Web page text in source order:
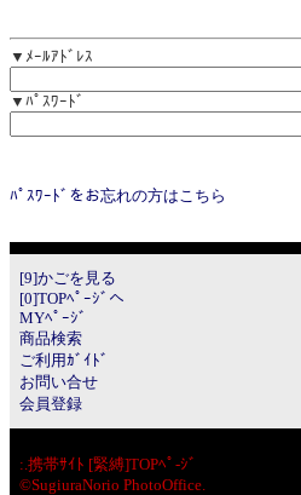
▼ﾒｰﾙｱﾄﾞﾚｽ
▼ﾊﾟｽﾜｰﾄﾞ
ﾊﾟｽﾜｰﾄﾞをお忘れの方はこちら
[9]かごを見る
[0]TOPﾍﾟｰｼﾞへ
MYﾍﾟｰｼﾞ
商品検索
ご利用ｶﾞｲﾄﾞ
お問い合せ
会員登録
:.携帯ｻｲﾄ [緊縛]TOPﾍﾟ-ｼﾞ
©SugiuraNorio PhotoOffice.